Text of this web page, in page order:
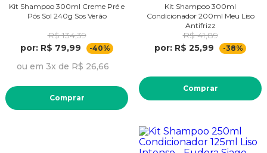
Kit Shampoo 300ml Creme Pré e
Pós Sol 240g Sos Verão
R$ 134,39
por: R$ 79,99
-40%
ou em 3x de R$ 26,66
Comprar
Kit Shampoo 300ml
Condicionador 200ml Meu Liso
Antifrizz
R$ 41,89
por: R$ 25,99
-38%
Comprar